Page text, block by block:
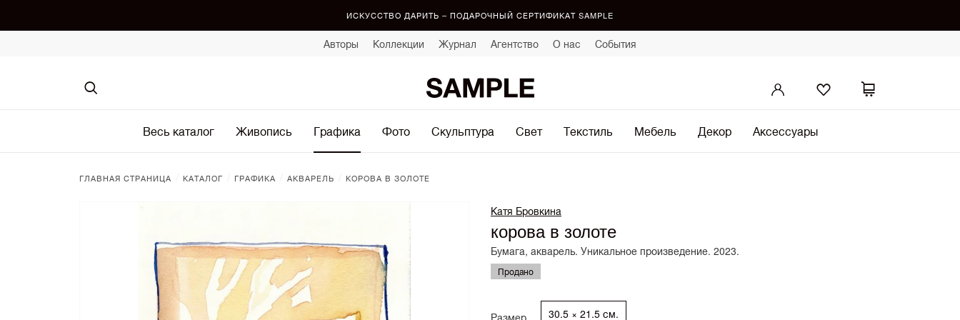
ИСКУССТВО ДАРИТЬ – ПОДАРОЧНЫЙ СЕРТИФИКАТ SAMPLE
Авторы Коллекции Журнал Агентство О нас События
Весь каталог Живопись Графика Фото Скульптура Свет Текстиль Мебель Декор Аксессуары
ГЛАВНАЯ СТРАНИЦА КАТАЛОГ ГРАФИКА АКВАРЕЛЬ КОРОВА В ЗОЛОТЕ
Катя Бровкина
корова в золоте
Бумага, акварель. Уникальное произведение. 2023.
Продано
Размер 30.5 × 21.5 см.